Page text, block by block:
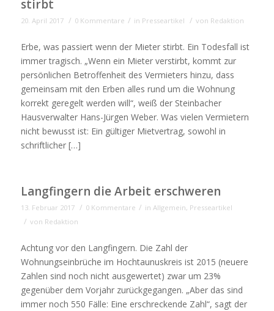
stirbt
20. April 2017 / 0 Kommentare / in Presseartikel / von Redaktion
Erbe, was passiert wenn der Mieter stirbt. Ein Todesfall ist
immer tragisch. „Wenn ein Mieter verstirbt, kommt zur
persönlichen Betroffenheit des Vermieters hinzu, dass
gemeinsam mit den Erben alles rund um die Wohnung
korrekt geregelt werden will“, weiß der Steinbacher
Hausverwalter Hans-Jürgen Weber. Was vielen Vermietern
nicht bewusst ist: Ein gültiger Mietvertrag, sowohl in
schriftlicher […]
Langfingern die Arbeit erschweren
13. Februar 2017 / 0 Kommentare / in Allgemein, Presseartikel
/ von Redaktion
Achtung vor den Langfingern. Die Zahl der
Wohnungseinbrüche im Hochtaunuskreis ist 2015 (neuere
Zahlen sind noch nicht ausgewertet) zwar um 23%
gegenüber dem Vorjahr zurückgegangen. „Aber das sind
immer noch 550 Fälle: Eine erschreckende Zahl“, sagt der